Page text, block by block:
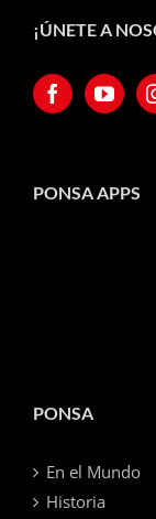
¡ÚNETE A
PONSA APPS
PONSA
En el Mundo
Historia